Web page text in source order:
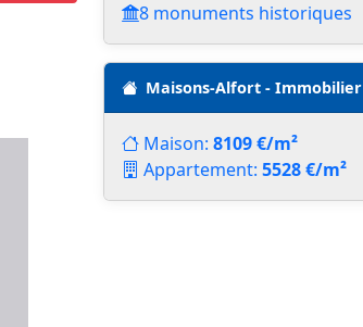
8 monuments historiques
Maisons-Alfort - Immobilier
Maison: 8109 €/m²
Appartement: 5528 €/m²